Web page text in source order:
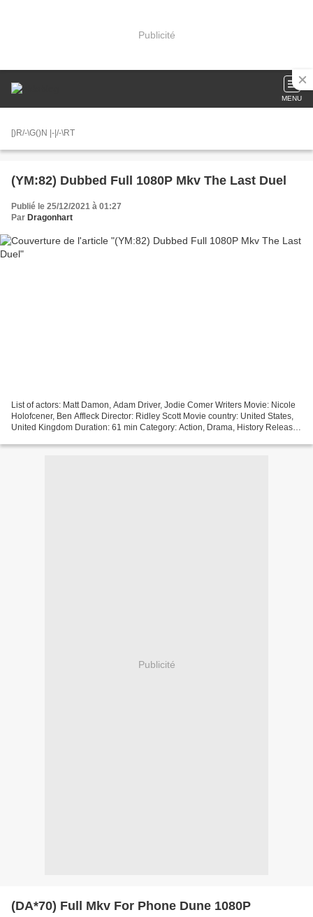
Publicité
MENU
[)R/-\G()N |-|/-\RT
(YM:82) Dubbed Full 1080P Mkv The Last Duel
Publié le 25/12/2021 à 01:27
Par Dragonhart
List of actors: Matt Damon, Adam Driver, Jodie Comer Writers Movie: Nicole
Holofcener, Ben Affleck Director: Ridley Scott Movie country: United States,
United Kingdom Duration: 61 min Category: Action, Drama, History Release
Publicité
(DA*70) Full Mkv For Phone Dune 1080P